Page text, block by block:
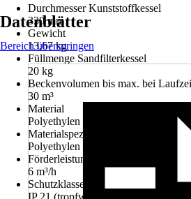
Durchmesser Kunststoffkessel
330 mm
Gewicht
13,67 kg
Füllmenge Sandfilterkessel
20 kg
Beckenvolumen bis max. bei
30 m³
Material
Polyethylen (PE)
Materialspezifizierung
Polyethylen (PE)
Förderleistung
6 m³/h
Schutzklasse
IP 21 (tropfwassergeschützt), IP 23,
Datenblätter
Bereich überspringen